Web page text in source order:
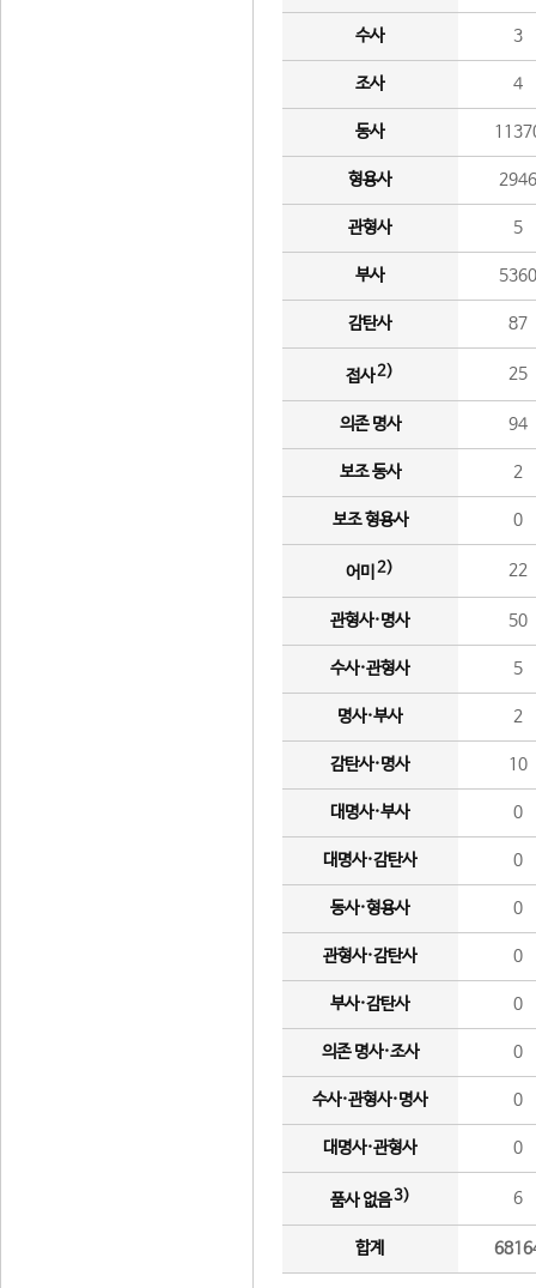
수사 3
조사 4
동사
형용사 2946
관형사 5
부사 5360
감탄사 87
접사2) 25
의존 명사 94
보조 동사 2
보조 형용사 0
어미 2) 22
관형사·명사 50
수사·관형사 5
명사·부사 2
감탄사·명사 10
대명사·부사 0
대명사·감탄사 0
동사·형용사 0
관형사·감탄사 0
부사·감탄사 0
의존 명사·조사 0
수사·관형사·명사 0
대명사·관형사 0
품사 없음3) 6
합계